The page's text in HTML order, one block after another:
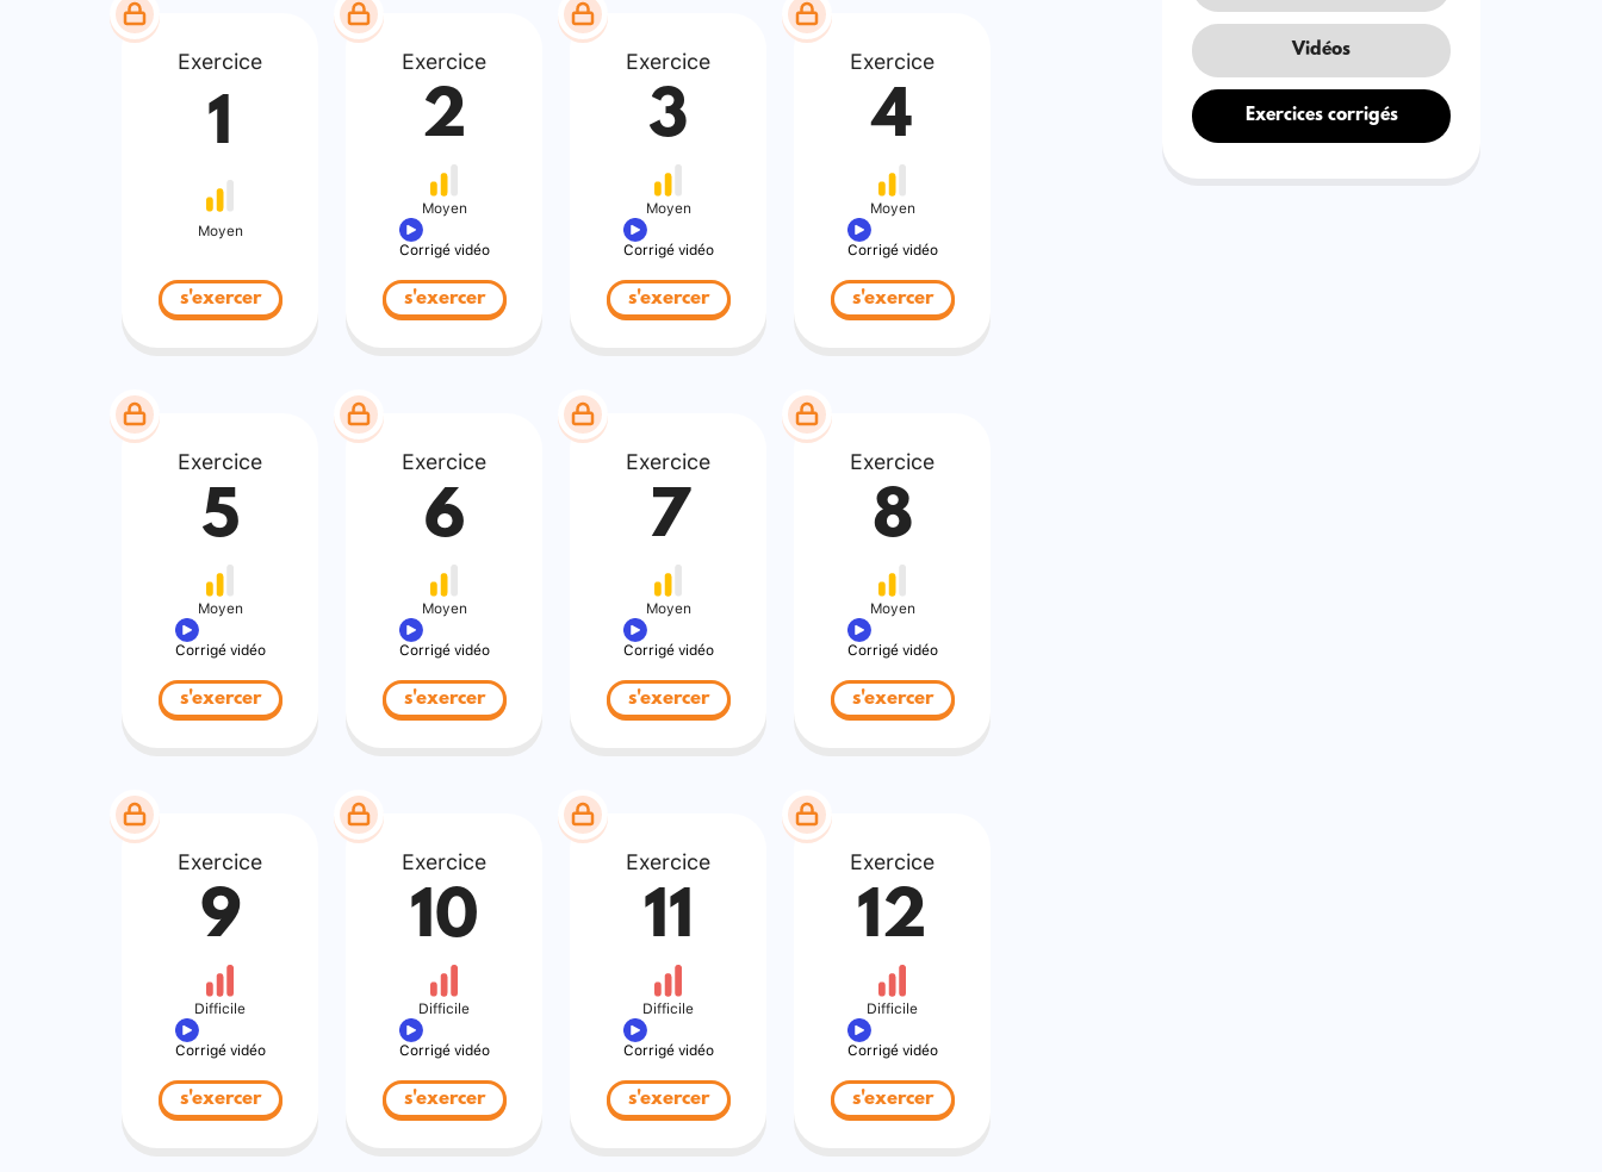
Exercice
1
Moyen
s'exercer
Exercice
2
Moyen
Corrigé vidéo
s'exercer
Exercice
3
Moyen
Corrigé vidéo
s'exercer
Exercice
4
Moyen
Corrigé vidéo
s'exercer
Exercice
5
Moyen
Corrigé vidéo
s'exercer
Exercice
6
Moyen
Corrigé vidéo
s'exercer
Exercice
7
Moyen
Corrigé vidéo
s'exercer
Exercice
8
Moyen
Corrigé vidéo
s'exercer
Exercice
9
Difficile
Corrigé vidéo
s'exercer
Exercice
10
Difficile
Corrigé vidéo
s'exercer
Exercice
11
Difficile
Corrigé vidéo
s'exercer
Exercice
12
Difficile
Corrigé vidéo
s'exercer
Vidéos
Exercices corrigés